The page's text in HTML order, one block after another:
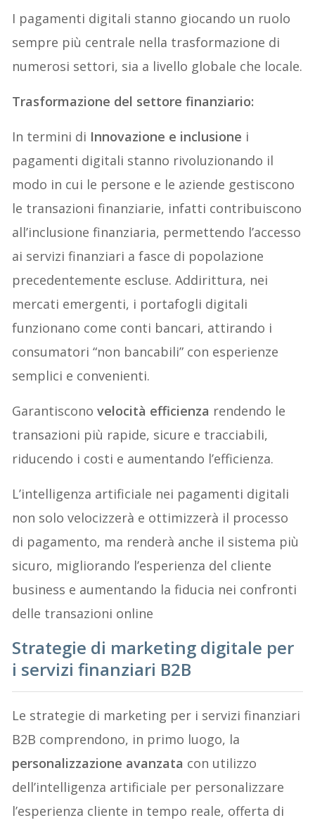
I pagamenti digitali stanno giocando un ruolo
sempre più centrale nella trasformazione di
numerosi settori, sia a livello globale che locale.
Trasformazione del settore finanziario:
In termini di Innovazione e inclusione i
pagamenti digitali stanno rivoluzionando il
modo in cui le persone e le aziende gestiscono
le transazioni finanziarie, infatti contribuiscono
all’inclusione finanziaria, permettendo l’accesso
ai servizi finanziari a fasce di popolazione
precedentemente escluse. Addirittura, nei
mercati emergenti, i portafogli digitali
funzionano come conti bancari, attirando i
consumatori “non bancabili” con esperienze
semplici e convenienti.
Garantiscono velocità efficienza rendendo le
transazioni più rapide, sicure e tracciabili,
riducendo i costi e aumentando l’efficienza.
L’intelligenza artificiale nei pagamenti digitali
non solo velocizzerà e ottimizzerà il processo
di pagamento, ma renderà anche il sistema più
sicuro, migliorando l’esperienza del cliente
business e aumentando la fiducia nei confronti
delle transazioni online
Strategie di marketing digitale per
i servizi finanziari B2B
Le strategie di marketing per i servizi finanziari
B2B comprendono, in primo luogo, la
personalizzazione avanzata con utilizzo
dell’intelligenza artificiale per personalizzare
l’esperienza cliente in tempo reale, offerta di